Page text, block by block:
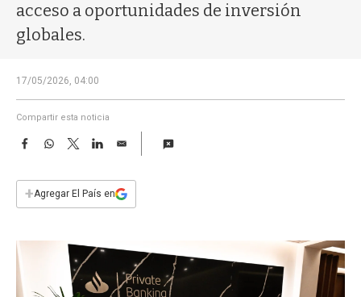
acceso a oportunidades de inversión
globales.
17/05/2026, 04:00
Compartir esta noticia
F
e
b
W
s
T
w
t
L
n
E
i
l
+Agregar El País en